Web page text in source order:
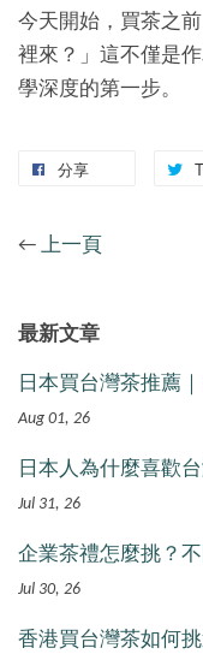
今天開始，買茶之
裡來？」這不僅是
學深度的第一步。
分享
← 上一頁
最新文章
日本買台灣茶推薦
Aug 01, 26
日本人為什麼喜歡
Jul 31, 26
企業茶禮怎麼挑？
Jul 30, 26
香港買台灣茶如何挑